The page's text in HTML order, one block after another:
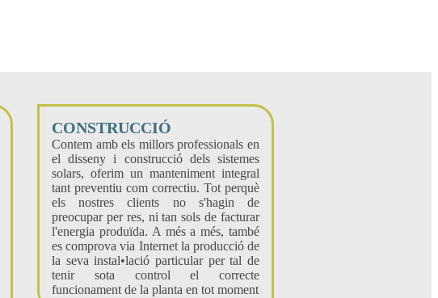
CONSTRUCCIÓ
Contem amb els millors professionals en
el disseny i construcció dels sistemes
solars, oferim un manteniment integral
tant preventiu com correctiu. Tot perquè
els nostres clients no s'hagin de
preocupar per res, ni tan sols de facturar
l'energia produïda. A més a més, també
es comprova via Internet la producció de
la seva instal•lació particular per tal de
tenir sota control el correcte
funcionament de la planta en tot moment